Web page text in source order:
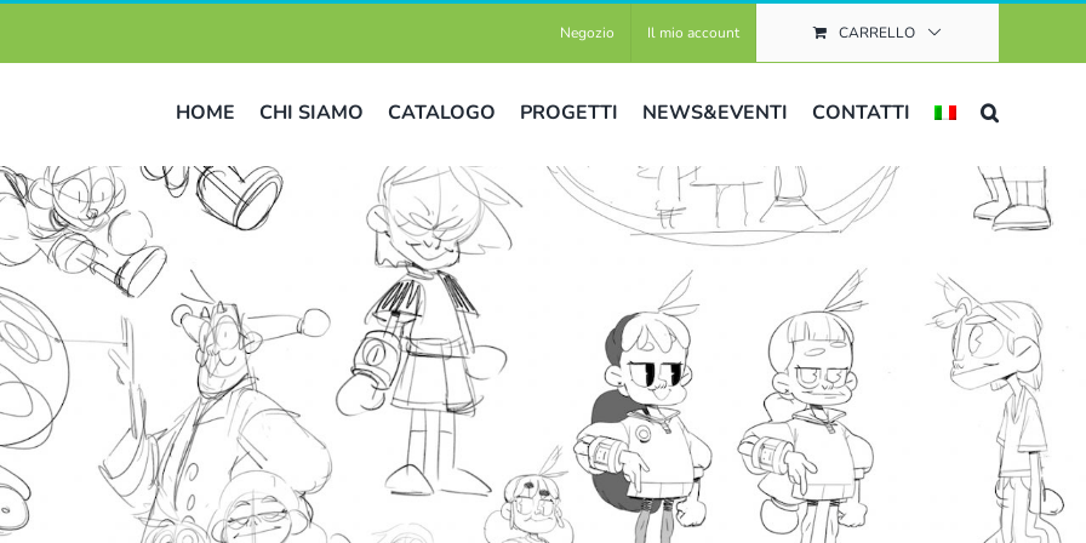
Negozio Il mio account CARRELLO
HOME CHI SIAMO CATALOGO PROGETTI NEWS&EVENTI CONTATTI